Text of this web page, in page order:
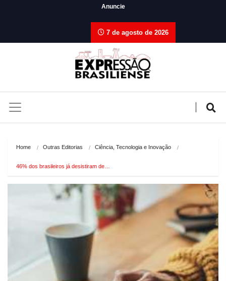
Anuncie
7 de agosto de 2026
Home Outras Editorias Ciência, Tecnologia e Inovação
46% dos brasileiros já desistiram de…